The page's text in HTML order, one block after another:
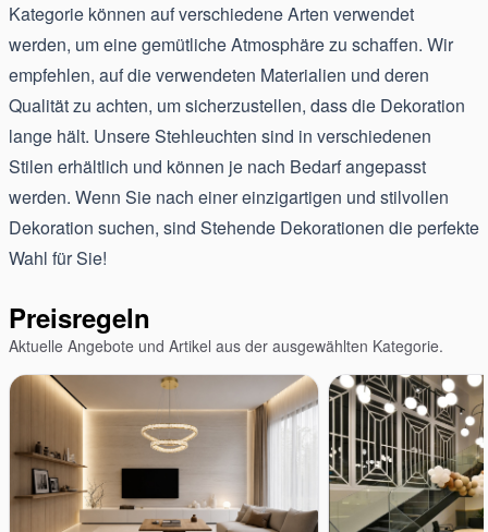
Kategorie können auf verschiedene Arten verwendet
werden, um eine gemütliche Atmosphäre zu schaffen. Wir
empfehlen, auf die verwendeten Materialien und deren
Qualität zu achten, um sicherzustellen, dass die Dekoration
lange hält. Unsere Stehleuchten sind in verschiedenen
Stilen erhältlich und können je nach Bedarf angepasst
werden. Wenn Sie nach einer einzigartigen und stilvollen
Dekoration suchen, sind Stehende Dekorationen die perfekte
Wahl für Sie!
Preisregeln
Aktuelle Angebote und Artikel aus der ausgewählten Kategorie.